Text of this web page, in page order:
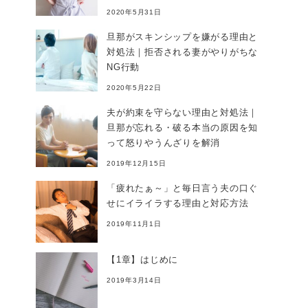
2020年5月31日
旦那がスキンシップを嫌がる理由と
対処法｜拒否される妻がやりがちな
NG行動
2020年5月22日
夫が約束を守らない理由と対処法｜
旦那が忘れる・破る本当の原因を知
って怒りやうんざりを解消
2019年12月15日
「疲れたぁ～」と毎日言う夫の口ぐ
せにイライラする理由と対応方法
2019年11月1日
【1章】はじめに
2019年3月14日